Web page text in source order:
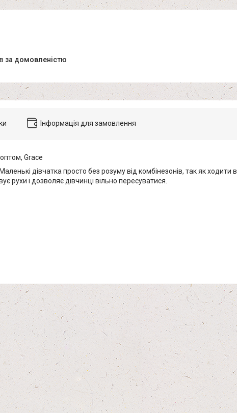
за домовленістю
Інформація для замовлення
Grace
дівчатка просто без розуму від комбінезонів, так як ходити в
рухи і дозволяє дівчинці вільно пересуватися.